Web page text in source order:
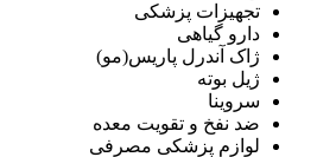
تجهیزات پزشکی
دارو گیاهی
ژاک آندرل پاریس(مو)
ژیل بوته
سروینا
ضد نفخ و تقویت معده
لوازم پزشکی مصرفی